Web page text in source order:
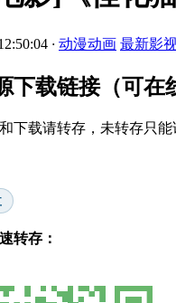
· 动漫动画 最新影
下载链接（可在
和下载请转存，未转存只
转存：